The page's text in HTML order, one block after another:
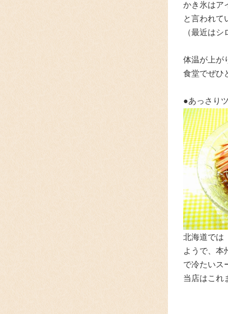
かき氷はア
と言われて
（最近は
体温が上が
食堂でぜひ
●あっさり
北海道では
ようで、本
で冷たいス
当店はこれ